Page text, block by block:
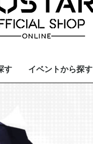
す イベントから探す